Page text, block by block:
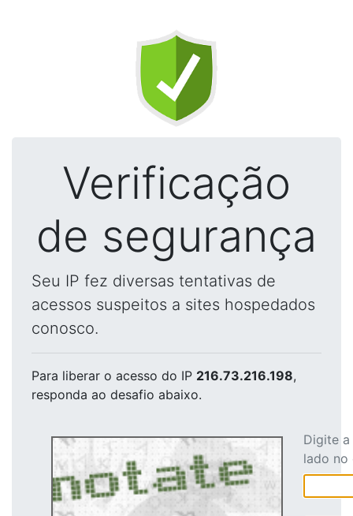
Verificação
de segurança
Seu IP fez diversas tentativas de
acessos suspeitos a sites hospedados
conosco.
Para liberar o acesso do IP 216.73.216.198,
responda ao desafio abaixo.
Digite
lado no